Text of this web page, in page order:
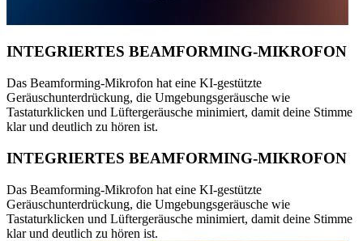
INTEGRIERTES BEAMFORMING-MIKROFON
Das Beamforming-Mikrofon hat eine KI-gestützte
Geräuschunterdrückung, die Umgebungsgeräusche wie
Tastaturklicken und Lüftergeräusche minimiert, damit deine Stimme
klar und deutlich zu hören ist.
INTEGRIERTES BEAMFORMING-MIKROFON
Das Beamforming-Mikrofon hat eine KI-gestützte
Geräuschunterdrückung, die Umgebungsgeräusche wie
Tastaturklicken und Lüftergeräusche minimiert, damit deine Stimme
klar und deutlich zu hören ist.